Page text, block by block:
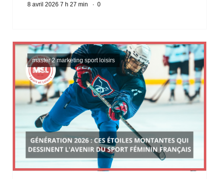
8 avril 2026 7 h 27 min · 0
master 2 marketing sport loisirs